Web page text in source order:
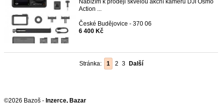
Nabízím k prodeji skvělou akční kameru DJI Osmo
Action ...
České Budějovice - 370 06
6 400 Kč
Stránka: 1 2 3 Další
©2026 Bazoš - Inzerce, Bazar